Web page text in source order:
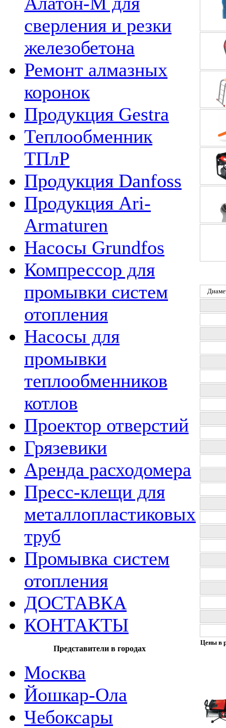
сверления и резки
железобетона
Ремонт алмазных
коронок
Продукция Gestra
Теплообменник
ТПлР
Продукция Danfoss
Продукция Ari-
Armaturen
Насосы Grundfos
Компрессор для
промывки систем
отопления
Насосы для
промывки
теплообменников
котлов
Проектор отверстий
Грязевики
Аренда расходомера
Пресс-клещи для
металлопластиковых
труб
Промывка систем
отопления
ДОСТАВКА
КОНТАКТЫ
Представители в городах
Москва
Йошкар-Ола
Чебоксары
Цены в